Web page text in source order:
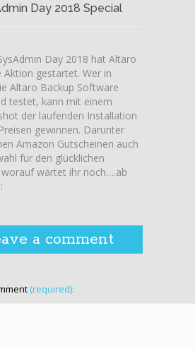
Day 2018 Special
Day 2018 hat Altaro
Aktion gestartet. Wer in
Altaro Backup Software
testet, kann mit einem
der laufenden Installation
gewinnen. Darunter
Amazon Gutscheinen auch
für den glücklichen
worauf wartet ihr noch….ab
a comment
(required):